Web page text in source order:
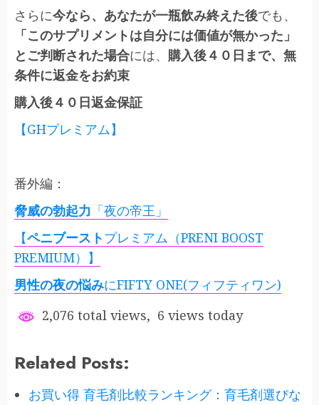
さらに今なら、あなたが一瓶飲み終えた後でも、
「このサプリメントは自分には価値が無かった」
とご判断された場合には、 購入後４０日まで、無
条件に返金をお約束
購入後４０日返金保証
【GHプレミアム】
番外編：
脅威の勃起力 「夜の帝王」
【ペニブーストプレミアム（PRENI BOOST
PREMIUM）】
男性の夜の悩みにFIFTY ONE(フィフティワン)
2,076 total views, 6 views today
Related Posts:
お買い得 育毛剤比較ランキング：育毛剤選びな